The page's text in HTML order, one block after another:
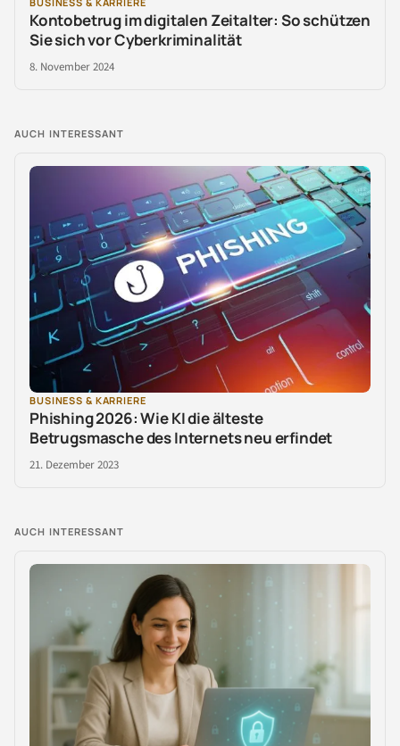
Kontobetrug im digitalen Zeitalter: So schützen
Sie sich vor Cyberkriminalität
8. November 2024
AUCH INTERESSANT
BUSINESS & KARRIERE
Phishing 2026: Wie KI die älteste
Betrugsmasche des Internets neu erfindet
21. Dezember 2023
AUCH INTERESSANT